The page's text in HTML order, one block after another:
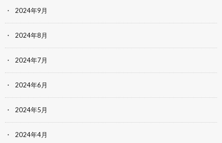
2024年9月
2024年8月
2024年7月
2024年6月
2024年5月
2024年4月